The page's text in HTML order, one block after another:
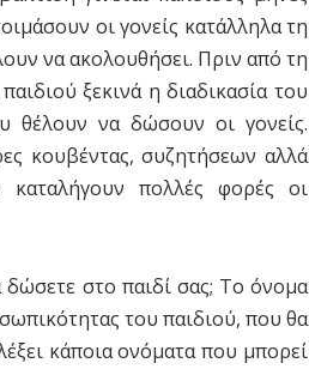
οι γονείς κατάλληλα τη
να ακολουθήσει. Πριν από τη
ξεκινά η διαδικασία του
θέλουν να δώσουν οι γονείς.
κουβέντας, συζητήσεων αλλά
καταλήγουν πολλές φορές οι
στο παιδί σας; Το όνομα
του παιδιού, που θα
κάποια ονόματα που μπορεί